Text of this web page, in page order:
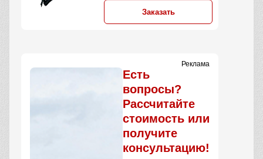
Заказать
Реклама
Есть
вопросы?
Рассчитайте
стоимость или
получите
консультацию!